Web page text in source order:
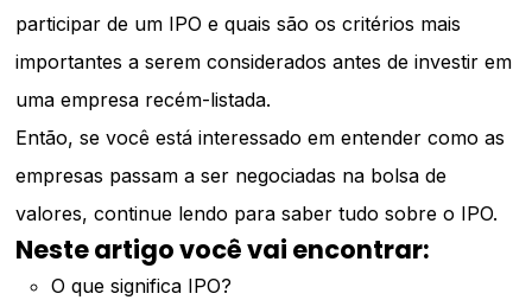
participar de um IPO e quais são os critérios mais
importantes a serem considerados antes de investir em
uma empresa recém-listada.
Então, se você está interessado em entender como as
empresas passam a ser negociadas na bolsa de
valores, continue lendo para saber tudo sobre o IPO.
Neste artigo você vai encontrar:
O que significa IPO?